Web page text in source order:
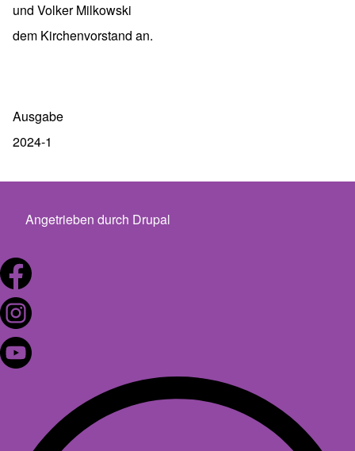
und Volker Milkowski
dem Kirchenvorstand an.
Ausgabe
2024-1
Angetrieben durch Drupal